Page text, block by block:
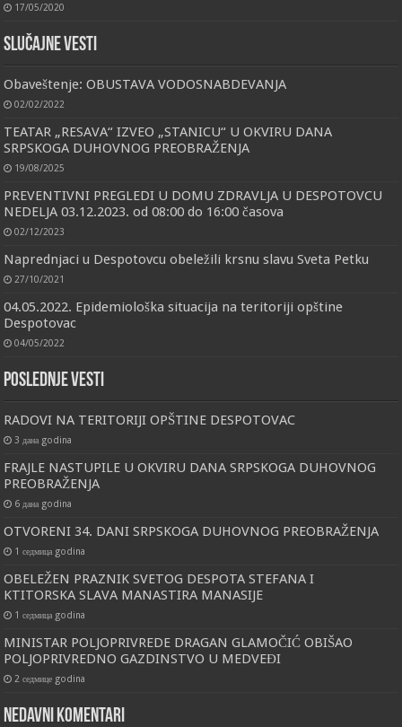
17/05/2020
Slučajne vesti
Obaveštenje: OBUSTAVA VODOSNABDEVANJA
02/02/2022
TEATAR „RESAVA“ IZVEO „STANICU“ U OKVIRU DANA
SRPSKOGA DUHOVNOG PREOBRAŽENJA
19/08/2025
PREVENTIVNI PREGLEDI U DOMU ZDRAVLJA U DESPOTOVCU
NEDELJA 03.12.2023. od 08:00 do 16:00 časova
02/12/2023
Naprednjaci u Despotovcu obeležili krsnu slavu Sveta Petku
27/10/2021
04.05.2022. Epidemiološka situacija na teritoriji opštine
Despotovac
04/05/2022
Poslednje vesti
RADOVI NA TERITORIJI OPŠTINE DESPOTOVAC
3 дана godina
FRAJLE NASTUPILE U OKVIRU DANA SRPSKOGA DUHOVNOG
PREOBRAŽENJA
6 дана godina
OTVORENI 34. DANI SRPSKOGA DUHOVNOG PREOBRAŽENJA
1 седмица godina
OBELEŽEN PRAZNIK SVETOG DESPOTA STEFANA I
KTITORSKA SLAVA MANASTIRA MANASIJE
1 седмица godina
MINISTAR POLJOPRIVREDE DRAGAN GLAMOČIĆ OBIŠAO
POLJOPRIVREDNO GAZDINSTVO U MEDVEĐI
2 седмице godina
Nedavni komentari